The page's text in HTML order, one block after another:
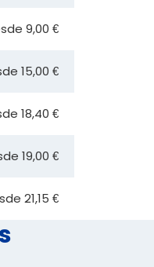
9,00 €
15,00 €
18,40 €
19,00 €
21,15 €